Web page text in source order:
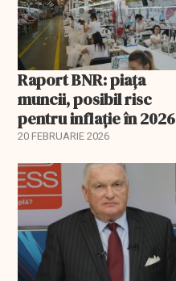
Raport BNR: piața
muncii, posibil risc
pentru inflație în 2026
20 FEBRUARIE 2026
EXCLUSIV